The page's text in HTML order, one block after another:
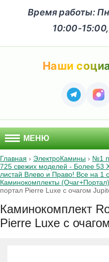
Время работы:
10:00-
Наши
МЕНЮ
Главная › ЭлектроКамины › №1
725 свежих моделей - Более 53
листай Влево и Право! Все на 1
Каминокомплекты (Очаг+Портал)
портал Pierre Luxe с очагом
Каминокомплект
Pierre Luxe с